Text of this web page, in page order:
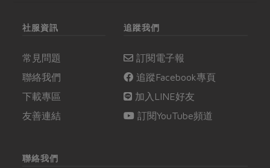
社服資訊
常見問題
聯絡我們
下載專區
友善連結
追蹤我們
訂閱電子報
追蹤Facebook專頁
加入LINE好友
訂閱YouTube頻道
聯絡我們